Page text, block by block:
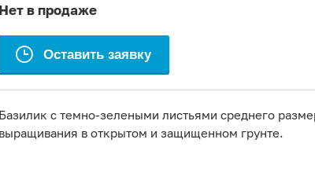
Нет в продаже
Оставить заявку
Базилик с темно-зелеными листьями среднего
выращивания в открытом и защищенном грунте.